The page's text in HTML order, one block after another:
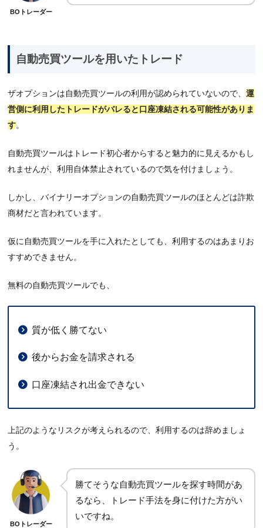
BOトレーダー
自動売買ツールを用いたトレード
ザオプションは自動売買ツールの利用が認められていないので、 運
営側に利用したトレードがバレると口座凍結される可能性がありま
す。
自動売買ツールはトレード初心者からすると魅力的に見えるかもし
れませんが、利用自体禁止されているので気を付けましょう。
しかし、バイナリーオプションの自動売買ツールのほとんどは詐欺
商材だと言われています。
仮に自動売買ツールを手に入れたとしても、利用するのはあまりお
すすめできません。
無料の自動売買ツールでも、
質が低く勝てない
後からお金を請求される
口座凍結され出金できない
上記のようなリスクが考えられるので、利用するのは辞めましょ
う。
BOトレーダー
勝てそうな自動売買ツールを探す時間があ
るなら、トレード手法を身に付けた方がい
いですね。